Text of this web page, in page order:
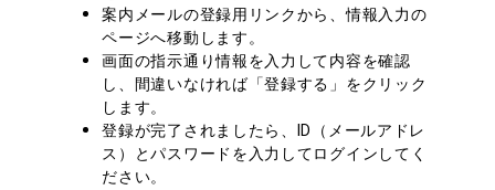
案内メールの登録用リンクから、情報入力の
ページへ移動します。
画面の指示通り情報を入力して内容を確認
し、間違いなければ「登録する」をクリック
します。
登録が完了されましたら、ID（メールアドレ
ス）とパスワードを入力してログインしてく
ださい。